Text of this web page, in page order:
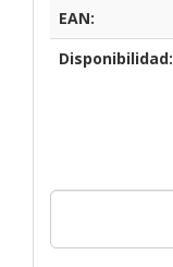
EAN:
Disponibilidad: